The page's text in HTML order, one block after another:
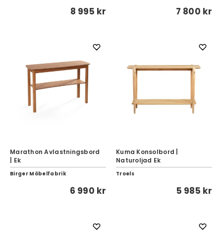
8 995 kr 7 800 kr
Marathon Avlastningsbord
| Ek
Birger Möbelfabrik
6 990 kr
Kuma Konsolbord |
Naturoljad Ek
Troels
5 985 kr